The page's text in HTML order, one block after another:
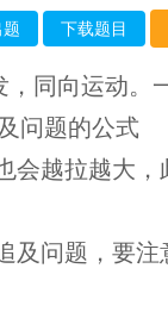
下载题目
，同向运动。
问题的公式
会越拉越大，
及问题，要注